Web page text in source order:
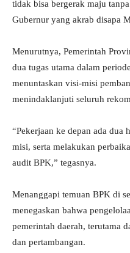
tidak bisa bergerak maju
Gubernur yang akrab disapa
Menurutnya, Pemerintah
dua tugas utama dalam
menuntaskan visi-misi
menindaklanjuti seluruh
“Pekerjaan ke depan ada dua
misi, serta melakukan
audit BPK,” tegasnya.
Menanggapi temuan BPK di
menegaskan bahwa
pemerintah daerah, terutama
dan pertambangan.